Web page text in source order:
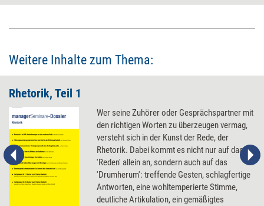
Clubs 55 verpasst.
Weitere Inhalte zum Thema:
Rhetorik, Teil 1
Wer seine Zuhörer oder Gesprächspartner mit
den richtigen Worten zu überzeugen vermag,
versteht sich in der Kunst der Rede, der
Rhetorik. Dabei kommt es nicht nur auf das
'Reden' allein an, sondern auch auf das
'Drumherum': treffende Gesten, schlagfertige
Antworten, eine wohltemperierte Stimme,
deutliche Artikulation, ein gemäßigtes